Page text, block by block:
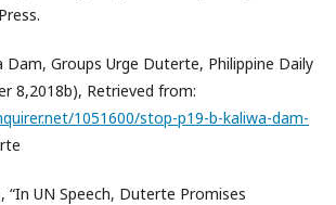
Dam, Groups Urge Duterte, Philippine Daily
8,2018b), Retrieved from:
1051600/stop-p19-b-kaliwa-dam-
“In UN Speech, Duterte Promises